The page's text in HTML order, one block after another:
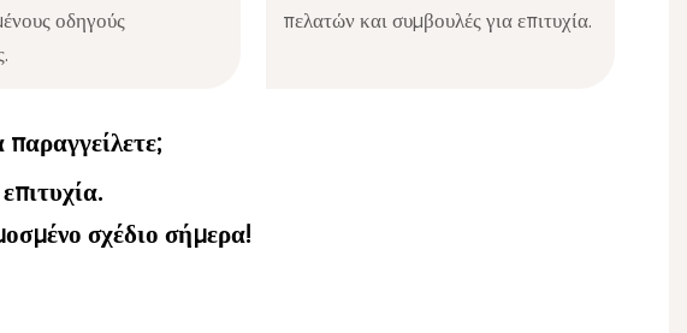
οδηγούς
πελατών και συμβουλές για επιτυχία.
σχέδιο σήμερα!